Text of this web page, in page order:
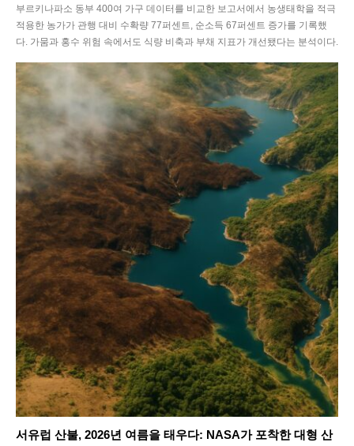
부르키나파소 동부 400여 가구 데이터를 비교한 보고서에서 농생태학을 적극
적용한 농가가 관행 대비 수확량 77퍼센트, 순소득 67퍼센트 증가를 기록했
다. 가뭄과 홍수 위험 속에서도 식량 비축과 부채 지표가 개선됐다는 분석이다.
서유럽 산불, 2026년 여름을 태우다: NASA가 포착한 대형 산